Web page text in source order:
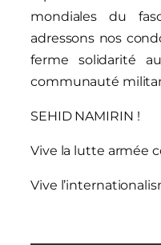
mondiales du
adressons nos
ferme solidarité
communauté
SEHID NAMIRIN !
Vive la lutte armée
Vive